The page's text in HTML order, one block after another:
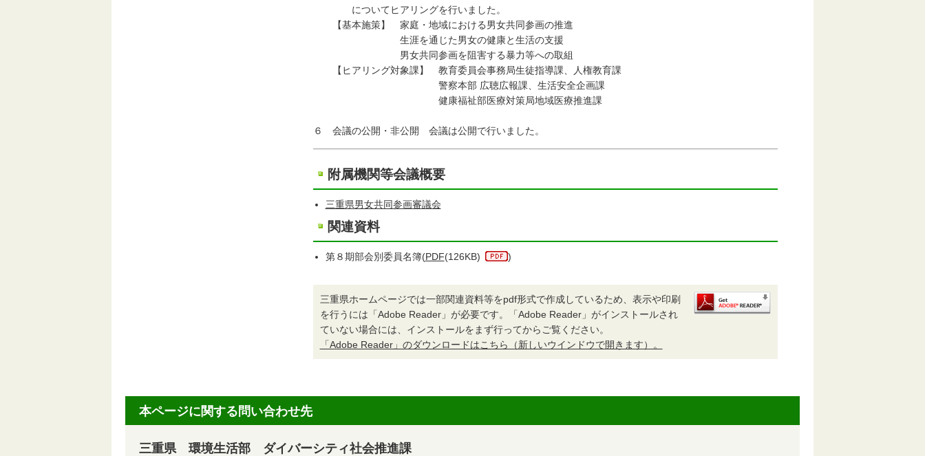
についてヒアリングを行いました。
【基本施策】 家庭・地域における男女共同参画の推進
生涯を通じた男女の健康と生活の支援
男女共同参画を阻害する暴力等への取組
【ヒアリング対象課】 教育委員会事務局生徒指導課、人権教育課
警察本部 広聴広報課、生活安全企画課
健康福祉部医療対策局地域医療推進課
６ 会議の公開・非公開 会議は公開で行いました。
附属機関等会議概要
三重県男女共同参画審議会
関連資料
第８期部会別委員名簿(PDF(126KB) )
三重県ホームページでは一部関連資料等をpdf形式で作成しているため、表示や印刷
を行うには「Adobe Reader」が必要です。「Adobe Reader」がインストールされ
ていない場合には、インストールをまず行ってからご覧ください。
「Adobe Reader」のダウンロードはこちら（新しいウインドウで開きます）。
本ページに関する問い合わせ先
三重県 環境生活部 ダイバーシティ社会推進課